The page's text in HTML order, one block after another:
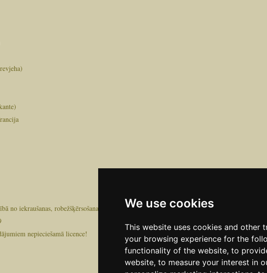
We use cookies
This website uses cookies and other
your browsing experience for the
functionality of the website, to
website, to measure your interest in
no iekraušanas, robežšķērsošanas, satiksmes vai citiem nepārvaramas varas notikumiem!
nepieciešamā licence!